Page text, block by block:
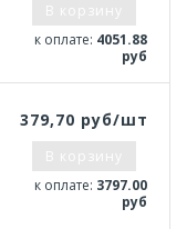
В корзину
к оплате: 4051.88
руб
379,70 руб/шт
В корзину
к оплате: 3797.00
руб